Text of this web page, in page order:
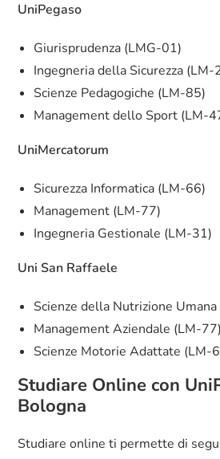
UniPegaso
Giurisprudenza (LMG-01)
Ingegneria della Sicurezza (LM-
Scienze Pedagogiche (LM-85)
Management dello Sport (LM-
UniMercatorum
Sicurezza Informatica (LM-66)
Management (LM-77)
Ingegneria Gestionale (LM-31)
Uni San Raffaele
Scienze della Nutrizione
Management Aziendale (LM-77)
Scienze Motorie Adattate (LM-
Studiare Online con
Bologna
Studiare online ti permette di